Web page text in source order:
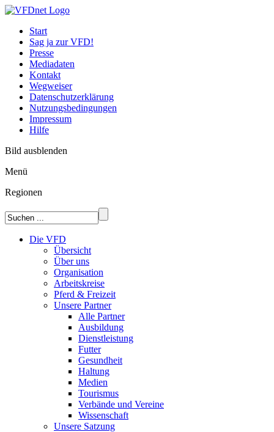
Start
Sag ja zur VFD!
Presse
Mediadaten
Kontakt
Wegweiser
Datenschutzerklärung
Nutzungsbedingungen
Impressum
Hilfe
Bild ausblenden
Menü
Regionen
Die VFD
Übersicht
Über uns
Organisation
Arbeitskreise
Pferd & Freizeit
Unsere Partner
Alle Partner
Ausbildung
Dienstleistung
Futter
Gesundheit
Haltung
Medien
Tourismus
Verbände und Vereine
Wissenschaft
Unsere Satzung